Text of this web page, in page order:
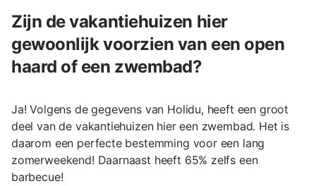
Zijn de vakantiehuizen hier
gewoonlijk voorzien van een open
haard of een zwembad?
Ja! Volgens de gegevens van Holidu, heeft een groot
deel van de vakantiehuizen hier een zwembad. Het is
daarom een perfecte bestemming voor een lang
zomerweekend! Daarnaast heeft 65% zelfs een
barbecue!